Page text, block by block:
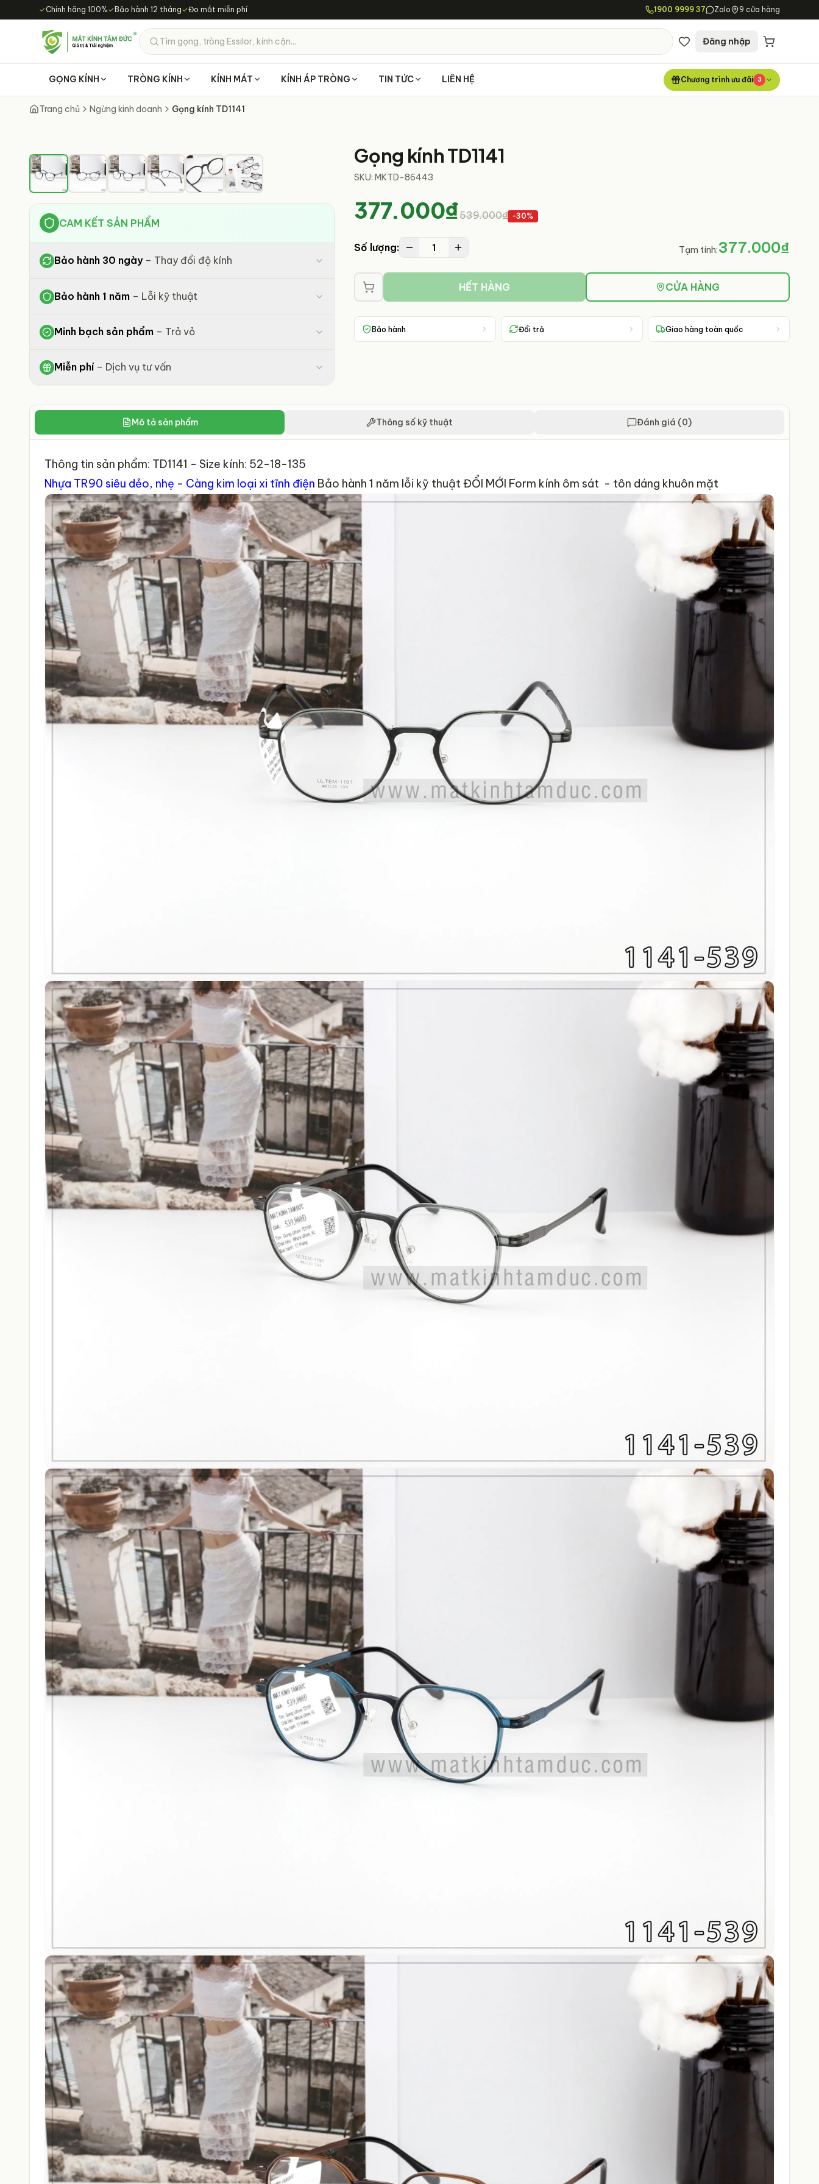
Chuyển đến nội dung chính
✓Chính hãng 100%✓ Bảo hành 12 tháng✓Đo mắt miễn phí 1900 9999 37 Zalo 9 cửa hàng
Tìm gọng, tròng Essilor, kính cận... Đăng nhập
GỌNG KÍNH TRÒNG KÍNH KÍNH MÁT KÍNH ÁP TRÒNG TIN TỨC LIÊN HỆ Chương trình ưu đãi 3
Trang chủ Ngừng kinh doanh Gọng kính TD1141
CAM KẾT SẢN PHẨM
Bảo hành 30 ngày– Thay đổi độ kính
Bảo hành 1 năm – Lỗi kỹ thuật
Minh bạch sản phẩm – Trả vỏ
Miễn phí– Dịch vụ tư vấn
Gọng kính TD1141
SKU:MKTD-86443
377.000₫539.000₫ -30%
Số lượng: 1 Tạm tính:377.000₫
HẾT HÀNG CỬA HÀNG
Bảo hành Đổi trả Giao hàng toàn quốc
Mô tả sản phẩm Thông số kỹ thuật Đánh giá (0)
Thông tin sản phẩm: TD1141 - Size kính: 52-18-135
Nhựa TR90 siêu dẻo, nhẹ - Càng kim loại xi tĩnh điện
Bảo hành 1 năm lỗi kỹ thuật ĐỔI MỚI Form kính ôm sát - tôn dáng khuôn mặt